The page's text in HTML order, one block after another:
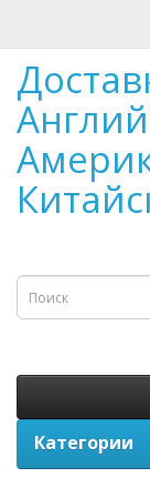
Категории